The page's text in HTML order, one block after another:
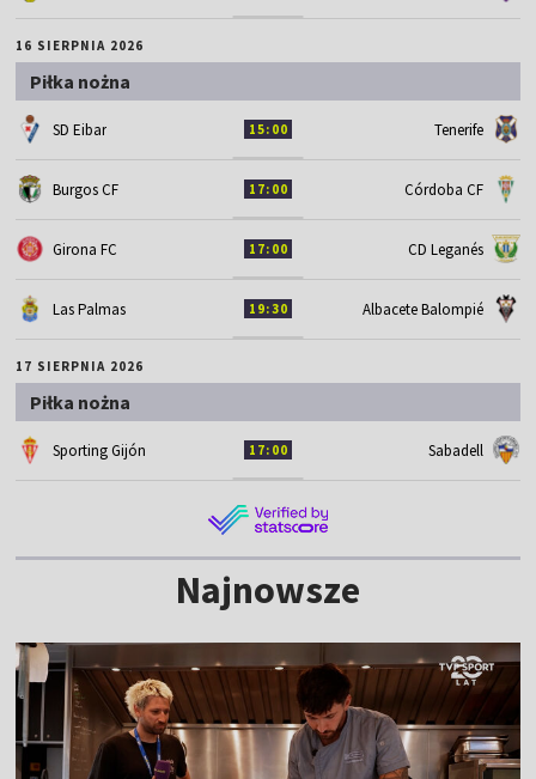
16 SIERPNIA 2026
Piłka nożna
SD Eibar 15:00 Tenerife
Burgos CF 17:00 Córdoba CF
Girona FC 17:00 CD Leganés
Las Palmas 19:30 Albacete Balompié
17 SIERPNIA 2026
Piłka nożna
Sporting Gijón 17:00 Sabadell
Najnowsze